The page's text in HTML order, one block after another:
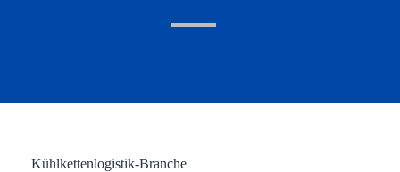
Kühlkettenlogistik-Branche